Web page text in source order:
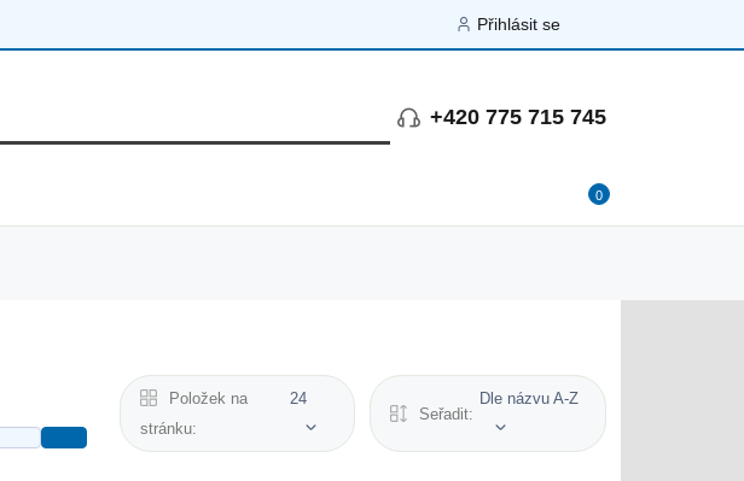
Přihlásit se
+420 775 715 745
0
Položek na
stránku:
24
Seřadit:
Dle názvu A-Z